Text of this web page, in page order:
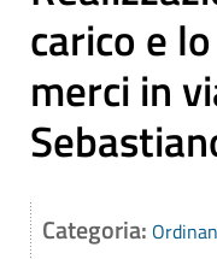
carico e
merci in
Categoria: